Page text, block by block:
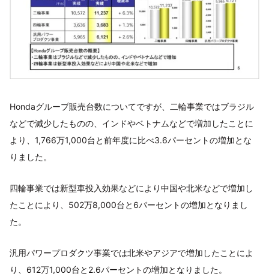
Hondaグループ販売台数についてですが、二輪事業ではブラジル
などで減少したものの、インドやベトナムなどで増加したことに
より、1,766万1,000台と前年度に比べ3.6パーセントの増加とな
りました。
四輪事業では新型車投入効果などにより中国や北米などで増加し
たことにより、502万8,000台と6パーセントの増加となりまし
た。
汎用パワープロダクツ事業では北米やアジアで増加したことによ
り、612万1,000台と2.6パーセントの増加となりました。